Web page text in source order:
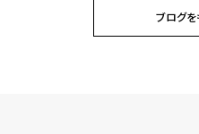
ブログを